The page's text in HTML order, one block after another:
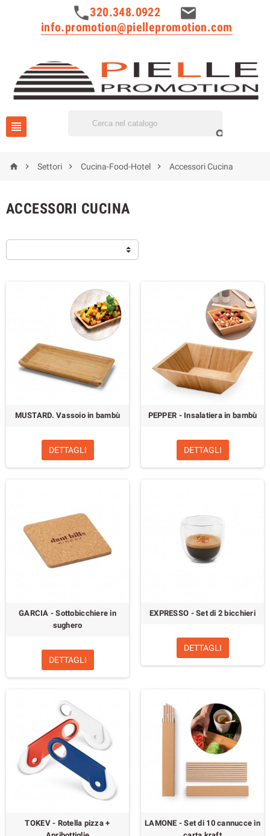
320.348.0922
info.promotion@piellepromotion.com


  Settori  Cucina-Food-Hotel  Accessori Cucina
ACCESSORI CUCINA
MUSTARD. Vassoio in bambù
DETTAGLI
PEPPER - Insalatiera in bambù
DETTAGLI
GARCIA - Sottobicchiere in
sughero
DETTAGLI
EXPRESSO - Set di 2 bicchieri
DETTAGLI
TOKEV - Rotella pizza +
LAMONE - Set di 10 cannucce in